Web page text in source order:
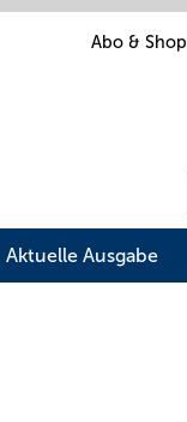
Abo & Shop
Aktuelle Ausgabe